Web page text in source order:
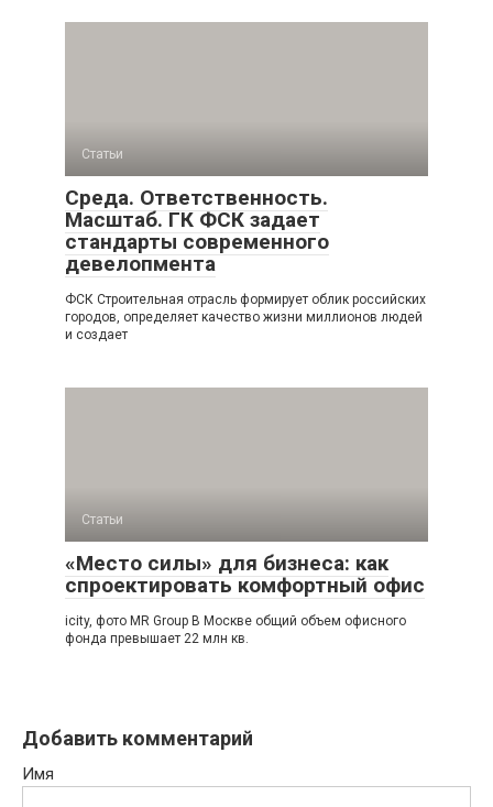
Статьи
Среда. Ответственность.
Масштаб. ГК ФСК задает
стандарты современного
девелопмента
ФСК Строительная отрасль формирует облик российских
городов, определяет качество жизни миллионов людей
и создает
Статьи
«Место силы» для бизнеса: как
спроектировать комфортный офис
icity, фото MR Group В Москве общий объем офисного
фонда превышает 22 млн кв.
Добавить комментарий
Имя